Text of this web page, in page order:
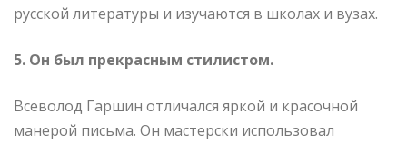
русской литературы и изучаются в школах и вузах.
5. Он был прекрасным стилистом.
Всеволод Гаршин отличался яркой и красочной
манерой письма. Он мастерски использовал